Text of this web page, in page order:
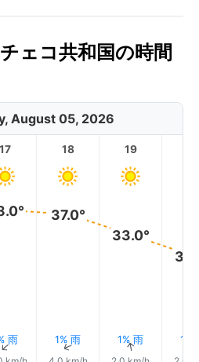
ェコ共和国の時間
August 05, 2026
17
雨
18
37.0°
1% 雨
↑
19
33.0°
1% 雨
↑ 1%